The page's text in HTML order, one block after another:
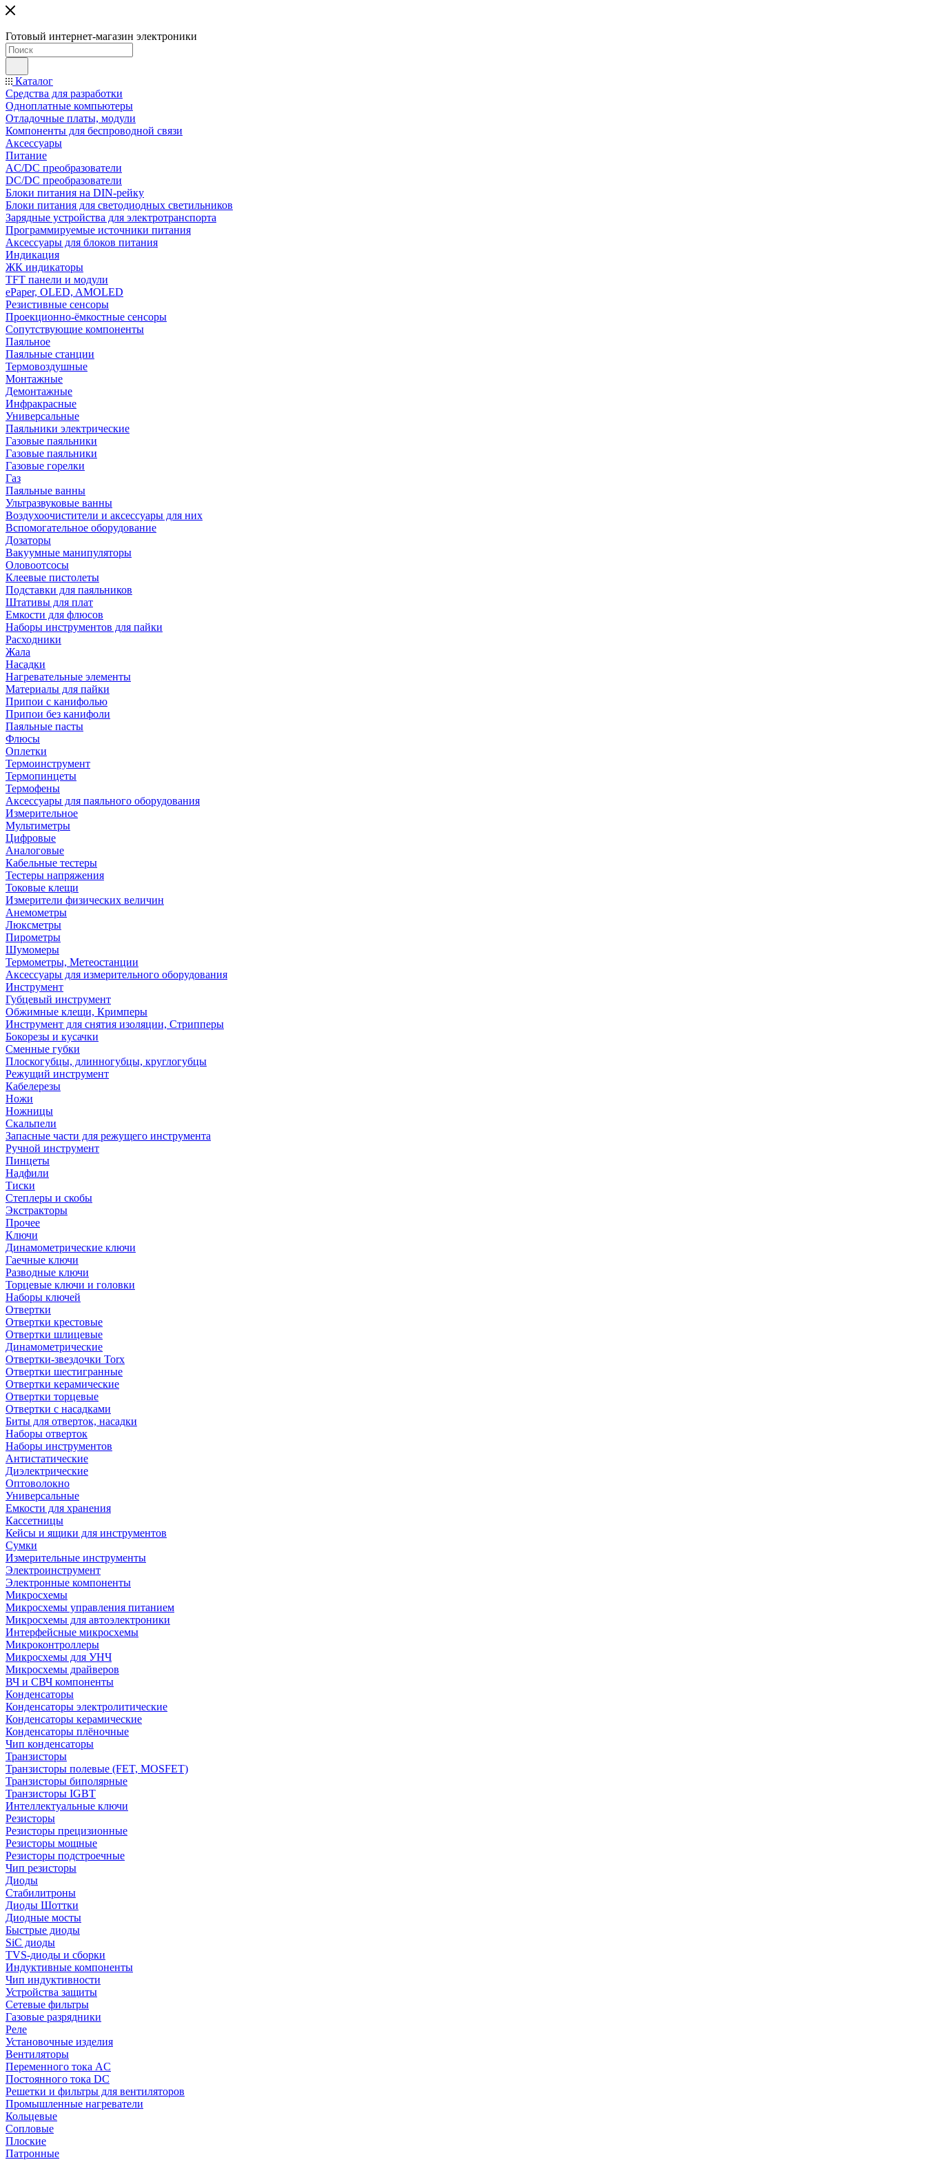
Готовый интернет-магазин электроники
Каталог
Средства для разработки
Одноплатные компьютеры
Отладочные платы, модули
Компоненты для беспроводной связи
Аксессуары
Питание
AC/DC преобразователи
DC/DC преобразователи
Блоки питания на DIN-рейку
Блоки питания для светодиодных светильников
Зарядные устройства для электротранспорта
Программируемые источники питания
Аксессуары для блоков питания
Индикация
ЖК индикаторы
TFT панели и модули
ePaper, OLED, AMOLED
Резистивные сенсоры
Проекционно-ёмкостные сенсоры
Сопутствующие компоненты
Паяльное
Паяльные станции
Термовоздушные
Монтажные
Демонтажные
Инфракрасные
Универсальные
Паяльники электрические
Газовые паяльники
Газовые паяльники
Газовые горелки
Газ
Паяльные ванны
Ультразвуковые ванны
Воздухоочистители и аксессуары для них
Вспомогательное оборудование
Дозаторы
Вакуумные манипуляторы
Оловоотсосы
Клеевые пистолеты
Подставки для паяльников
Штативы для плат
Емкости для флюсов
Наборы инструментов для пайки
Расходники
Жала
Насадки
Нагревательные элементы
Материалы для пайки
Припои с канифолью
Припои без канифоли
Паяльные пасты
Флюсы
Оплетки
Термоинструмент
Термопинцеты
Термофены
Аксессуары для паяльного оборудования
Измерительное
Мультиметры
Цифровые
Аналоговые
Кабельные тестеры
Тестеры напряжения
Токовые клещи
Измерители физических величин
Анемометры
Люксметры
Пирометры
Шумомеры
Термометры, Метеостанции
Аксессуары для измерительного оборудования
Инструмент
Губцевый инструмент
Обжимные клещи, Кримперы
Инструмент для снятия изоляции, Стрипперы
Бокорезы и кусачки
Сменные губки
Плоскогубцы, длинногубцы, круглогубцы
Режущий инструмент
Кабелерезы
Ножи
Ножницы
Скальпели
Запасные части для режущего инструмента
Ручной инструмент
Пинцеты
Надфили
Тиски
Степлеры и скобы
Экстракторы
Прочее
Ключи
Динамометрические ключи
Гаечные ключи
Разводные ключи
Торцевые ключи и головки
Наборы ключей
Отвертки
Отвертки крестовые
Отвертки шлицевые
Динамометрические
Отвертки-звездочки Torx
Отвертки шестигранные
Отвертки керамические
Отвертки торцевые
Отвертки с насадками
Биты для отверток, насадки
Наборы отверток
Наборы инструментов
Антистатические
Диэлектрические
Оптоволокно
Универсальные
Емкости для хранения
Кассетницы
Кейсы и ящики для инструментов
Сумки
Измерительные инструменты
Электроинструмент
Электронные компоненты
Микросхемы
Микросхемы управления питанием
Микросхемы для автоэлектроники
Интерфейсные микросхемы
Микроконтроллеры
Микросхемы для УНЧ
Микросхемы драйверов
ВЧ и СВЧ компоненты
Конденсаторы
Конденсаторы электролитические
Конденсаторы керамические
Конденсаторы плёночные
Чип конденсаторы
Транзисторы
Транзисторы полевые (FET, MOSFET)
Транзисторы биполярные
Транзисторы IGBT
Интеллектуальные ключи
Резисторы
Резисторы прецизионные
Резисторы мощные
Резисторы подстроечные
Чип резисторы
Диоды
Стабилитроны
Диоды Шоттки
Диодные мосты
Быстрые диоды
SiC диоды
TVS-диоды и сборки
Индуктивные компоненты
Чип индуктивности
Устройства защиты
Сетевые фильтры
Газовые разрядники
Реле
Установочные изделия
Вентиляторы
Переменного тока AC
Постоянного тока DC
Решетки и фильтры для вентиляторов
Промышленные нагреватели
Кольцевые
Сопловые
Плоские
Патронные